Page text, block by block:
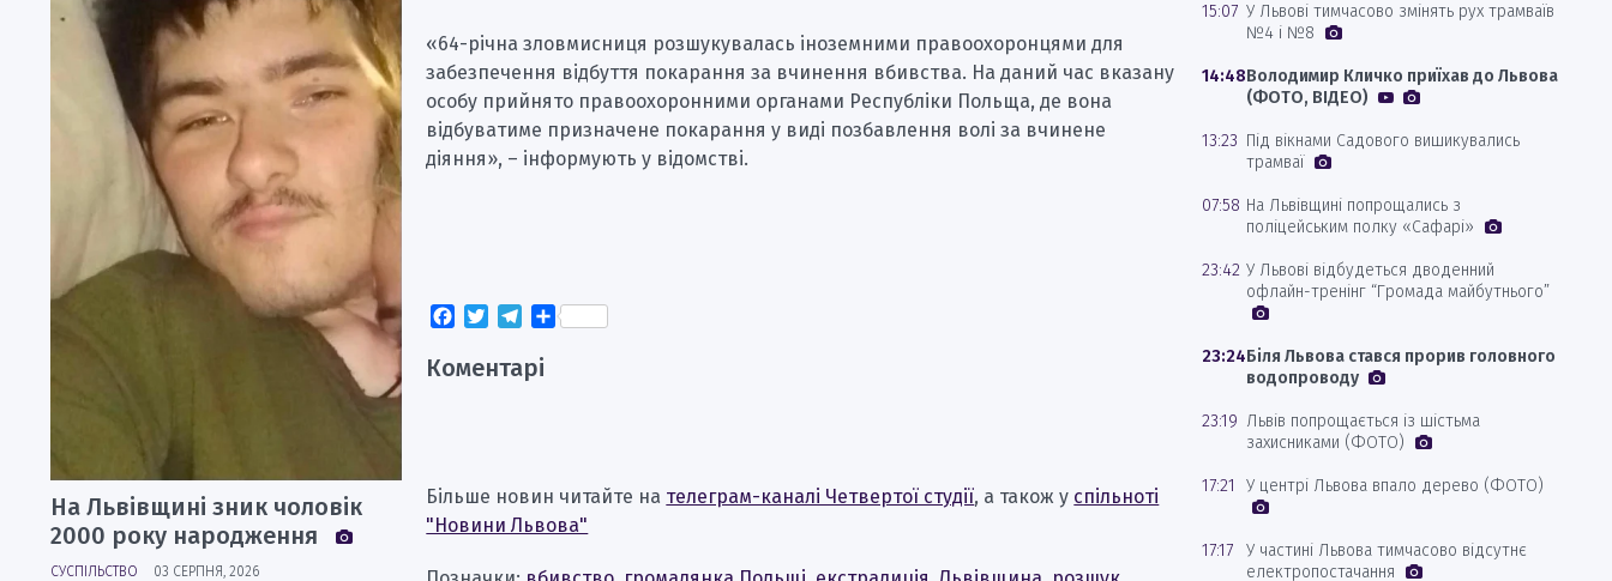
«64-річна зловмисниця розшукувалась іноземними правоохоронцями для
забезпечення відбуття покарання за вчинення вбивства. На даний час вказану
особу прийнято правоохоронними органами Республіки Польща, де вона
відбуватиме призначене покарання у виді позбавлення волі за вчинене
діяння», – інформують у відомстві.
Facebook
TwitterTelegram
Поділитися
Коментарі
Більше новин читайте на телеграм-каналі Четвертої студії, а також у спільноті
"Новини Львова"
На Львівщині зник чоловік
2000 року народження
СУСПІЛЬСТВО 03 СЕРПНЯ, 2026
15:07 У Львові тимчасово змінять рух трамваїв
№4 і №8
14:48Володимир Кличко приїхав до Львова
(ФОТО, ВІДЕО)
13:23 Під вікнами Садового вишикувались
трамваї
07:58 На Львівщині попрощались з
поліцейським полку «Сафарі»
23:42 У Львові відбудеться дводенний
офлайн-тренінг “Громада майбутнього”
23:24Біля Львова стався прорив головного
водопроводу
23:19 Львів попрощається із шістьма
захисниками (ФОТО)
17:21 У центрі Львова впало дерево (ФОТО)
17:17
У частині Львова тимчасово відсутнє
електропостачання